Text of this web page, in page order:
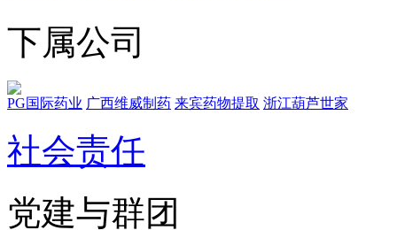
下属公司
PG国际药业 广西维威制药 来宾药物提取 浙江葫芦世家
社会责任
党建与群团